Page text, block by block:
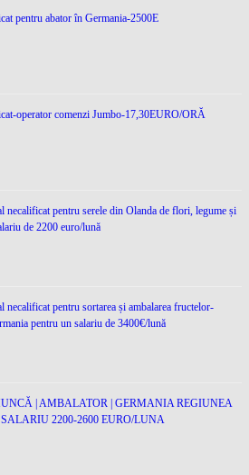
pentru abator în Germania-2500E
operator comenzi Jumbo-17,30EURO/ORĂ
necalificat pentru serele din Olanda de flori, legume și
de 2200 euro/lună
necalificat pentru sortarea și ambalarea fructelor-
pentru un salariu de 3400€/lună
| AMBALATOR | GERMANIA REGIUNEA
2200-2600 EURO/LUNA